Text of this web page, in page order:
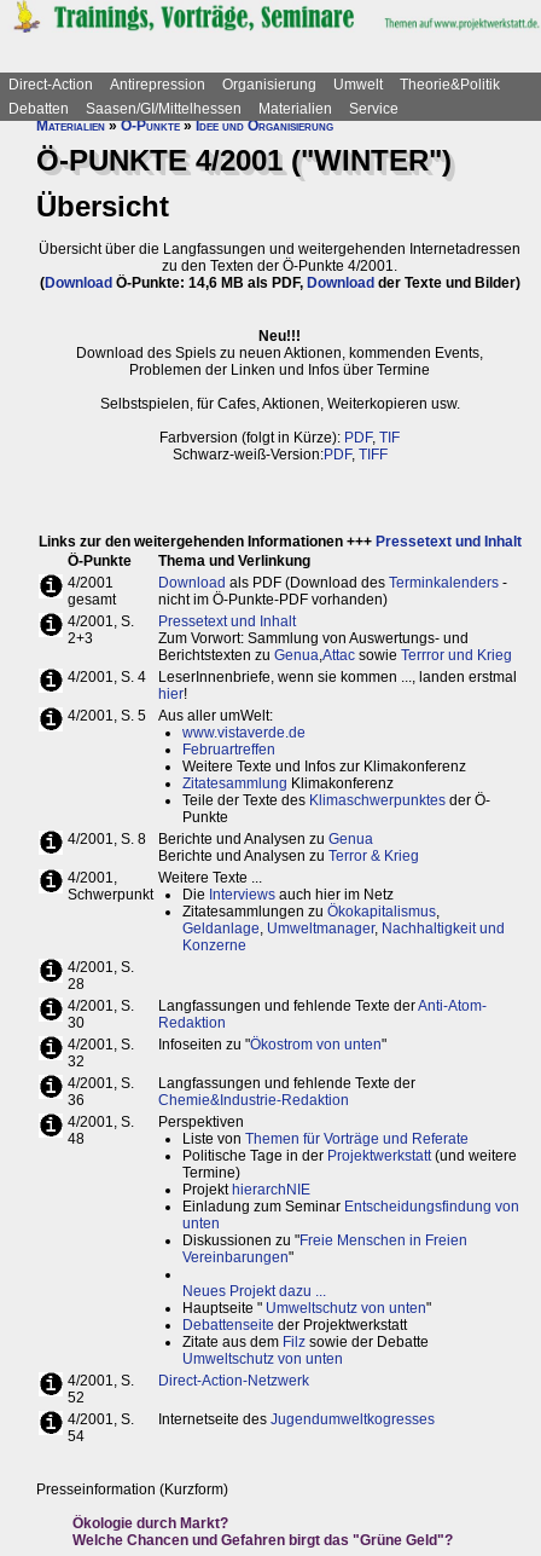
Direct-Action Antirepression Organisierung Umwelt
Theorie&Politik
Debatten
Saasen/GI/Mittelhessen Materialien
Service
Materialien»Ö-Punkte»Idee und Organisierung
Ö-PUNKTE 4/2001 ("WINTER")
Übersicht
Übersicht über die Langfassungen und weitergehenden Internetadressen
zu den Texten der Ö-Punkte 4/2001.
(Download Ö-Punkte: 14,6 MB als PDF, Download der Texte und Bilder)
Neu!!!
Download des Spiels zu neuen Aktionen, kommenden Events,
Problemen der Linken und Infos über Termine
Selbstspielen, für Cafes, Aktionen, Weiterkopieren usw.
Farbversion (folgt in Kürze): PDF,TIF
Schwarz-weiß-Version:PDF, TIFF
Links zur den weitergehenden Informationen +++ Pressetext und Inhalt
Ö-Punkte
Thema und Verlinkung
4/2001
gesamt
Download als PDF (Download desTerminkalenders -
nicht im Ö-Punkte-PDF vorhanden)
4/2001, S.
2+3
Pressetext und Inhalt
Zum Vorwort: Sammlung von Auswertungs- und
Berichtstexten zuGenua,Attac sowieTerrror und Krieg
4/2001, S. 4
LeserInnenbriefe, wenn sie kommen ..., landen erstmal
hier!
4/2001, S. 5
Aus aller umWelt:
www.vistaverde.de
Februartreffen
Weitere Texte und Infos zur Klimakonferenz
Zitatesammlung Klimakonferenz
Teile der Texte des Klimaschwerpunktes der Ö-
Punkte
4/2001, S. 8
Berichte und Analysen zuGenua
Berichte und Analysen zuTerror & Krieg
4/2001,
Schwerpunkt
Weitere Texte ...
Die Interviews auch hier im Netz
Zitatesammlungen zuÖkokapitalismus,
Geldanlage, Umweltmanager, Nachhaltigkeit und
Konzerne
4/2001, S.
28
4/2001, S.
30
Langfassungen und fehlende Texte derAnti-Atom-
Redaktion
4/2001, S.
32
Infoseiten zu "Ökostrom von unten"
4/2001, S.
36
Langfassungen und fehlende Texte der
Chemie&Industrie-Redaktion
4/2001, S.
48
Perspektiven
Liste vonThemen für Vorträge und Referate
Politische Tage in der Projektwerkstatt(und weitere
Termine)
Projekt hierarchNIE
Einladung zum Seminar Entscheidungsfindung von
unten
Diskussionen zu "Freie Menschen in Freien
Vereinbarungen"
Neues Projekt dazu ...
Hauptseite " Umweltschutz von unten"
Debattenseite der Projektwerkstatt
Zitate aus dem Filz sowie der Debatte
Umweltschutz von unten
4/2001, S.
52
Direct-Action-Netzwerk
4/2001, S.
54
Internetseite desJugendumweltkogresses
Presseinformation (Kurzform)
Ökologie durch Markt?
Welche Chancen und Gefahren birgt das "Grüne Geld"?